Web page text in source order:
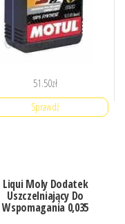
51.50zł
Sprawdź
Liqui Moly Dodatek
Uszczelniający Do
Wspomagania 0,035